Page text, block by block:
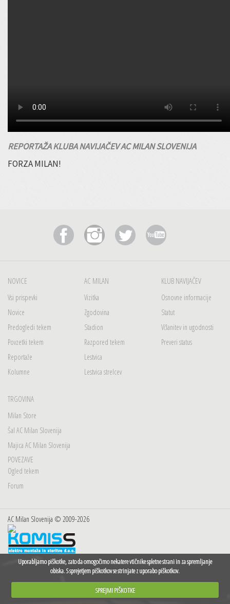
REPORTAŽA KLUBA NAVIJAČEV AC MILAN SLOVENIJA
FORZA MILAN!
NOVICE
Vsi prispevki
Novice
Predogledi tekem
Povzetki tekem
Reportaže
Kolumne
AC MILAN
Vizitka
Zgodovina
Stadion
Razpored tekem
Lestvica
Lestvica strelcev
KLUB NAVIJAČEV
Osnovne informacije
Statut
Včlanitev in ugodnosti
Preveri status
TRGOVINA
Milan Store
Šal AC Milan Slovenija
Majica AC Milan Slovenija
POVEZAVE
Ogled tekem
Forum
AC Milan Slovenija © 2009-2026
Uporabljamo piškotke, zato da omogočimo nekatere vtičnike spletne strani in za spremljanje
obiska. S sprejetjem piškotkov se strinjate z uporabo piškotkov.
SPREJMI PIŠKOTKE